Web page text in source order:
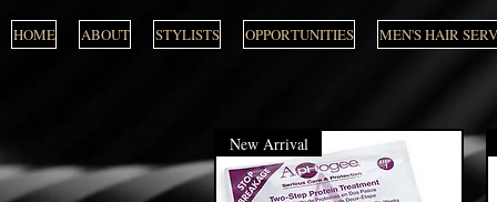
HOME ABOUT STYLISTS OPPORTUNITIES MEN'S HAIR
New Arrival